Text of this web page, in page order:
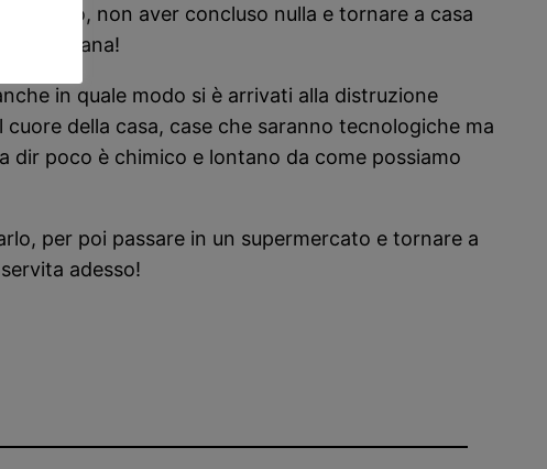
non aver concluso nulla e tornare a casa
all’italiana!
in quale modo si è arrivati alla distruzione
della casa, case che saranno tecnologiche ma
dir poco è chimico e lontano da come possiamo
per poi passare in un supermercato e tornare a
adesso!